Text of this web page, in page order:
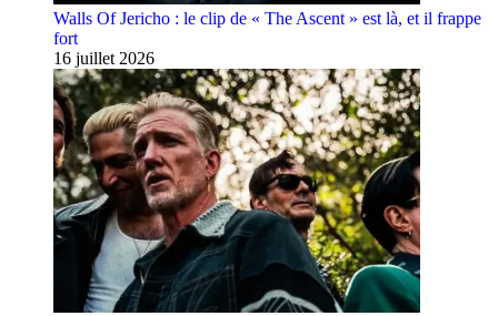
Walls Of Jericho : le clip de « The Ascent » est là, et il frappe
fort
16 juillet 2026